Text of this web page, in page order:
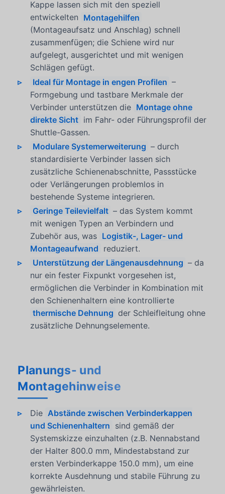
Kappe lassen sich mit den speziell
entwickelten Montagehilfen
(Montageaufsatz und Anschlag) schnell
zusammenfügen; die Schiene wird nur
aufgelegt, ausgerichtet und mit wenigen
Schlägen gefügt.
Ideal für Montage in engen Profilen –
Formgebung und tastbare Merkmale der
Verbinder unterstützen die Montage ohne
direkte Sicht im Fahr- oder Führungsprofil der
Shuttle-Gassen.
Modulare Systemerweiterung – durch
standardisierte Verbinder lassen sich
zusätzliche Schienenabschnitte, Passstücke
oder Verlängerungen problemlos in
bestehende Systeme integrieren.
Geringe Teilevielfalt – das System kommt
mit wenigen Typen an Verbindern und
Zubehör aus, was Logistik-, Lager- und
Montageaufwand reduziert.
Unterstützung der Längenausdehnung – da
nur ein fester Fixpunkt vorgesehen ist,
ermöglichen die Verbinder in Kombination mit
den Schienenhaltern eine kontrollierte
thermische Dehnung der Schleifleitung ohne
zusätzliche Dehnungselemente.
Planungs- und
Montagehinweise
Die Abstände zwischen Verbinderkappen
und Schienenhaltern sind gemäß der
Systemskizze einzuhalten (z.B. Nennabstand
der Halter 800.0 mm, Mindestabstand zur
ersten Verbinderkappe 150.0 mm), um eine
korrekte Ausdehnung und stabile Führung zu
gewährleisten.